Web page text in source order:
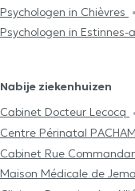
Psychologen in Chièvres
Psychologen in Estinnes-
Nabije ziekenhuizen
Cabinet Docteur Lecocq
Centre Périnatal
Cabinet Rue
Maison Médicale de